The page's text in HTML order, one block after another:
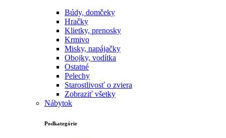
Búdy, domčeky
Hračky
Klietky, prenosky
Krmivo
Misky, napájačky
Obojky, vodítka
Ostatné
Pelechy
Starostlivosť o zviera
Zobraziť všetky
Nábytok
Podkategórie